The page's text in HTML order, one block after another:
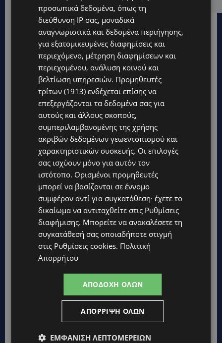
Topics
UPDATES
ΛΕΩΦΟΡΟΣ ΤΣΕΡΙΟΥ: Άνοιξε ο δρόμος, αλλά άρχισαν τα
παράπονα των πολιτών – «Έγινε σωστά ο σχεδιασμός;»
VIBE NEWS
Νέος Γενικός Διευθυντής του Hilton Nicosia ο Ilio Rodoni
Η Peugeot είναι ο επίσημος συνεργάτης του Φεστιβάλ
Lidl Better Living Days #summer2026: Ένα μοναδικό ταξίδι
προσωπικά δεδομένα, όπως τη
διεύθυνση IP σας, μοναδικά
αναγνωριστικά και δεδομένα περιήγησης,
για εξατομικευμένες διαφημίσεις και
περιεχόμενο, μέτρηση διαφημίσεων και
περιεχομένου, ανάλυση κοινού και
βελτίωση υπηρεσιών. Προμηθευτές
τρίτων (1913) ενδέχεται επίσης να
επεξεργάζονται τα δεδομένα σας για
αυτούς και άλλους σκοπούς,
συμπεριλαμβανομένης της χρήσης
ακριβών δεδομένων γεωεντοπισμού και
χαρακτηριστικών συσκευής. Οι επιλογές
σας ισχύουν μόνο για αυτόν τον
ιστότοπο. Ορισμένοι προμηθευτές
μπορεί να βασίζονται σε έννομο
συμφέρον αντί για συγκατάθεση· έχετε το
δικαίωμα να αντιταχθείτε στις Ρυθμίσεις
διαφήμισης. Μπορείτε να ανακαλέσετε τη
συγκατάθεσή σας οποιαδήποτε στιγμή
στις Ρυθμίσεις cookies. Πολιτική
Απορρήτου
ΑΠΟΔΟΧΉ ΌΛΩΝ
ΑΠΌΡΡΙΨΗ ΌΛΩΝ
ΕΜΦΆΝΙΣΗ ΛΕΠΤΟΜΕΡΕΙΏΝ